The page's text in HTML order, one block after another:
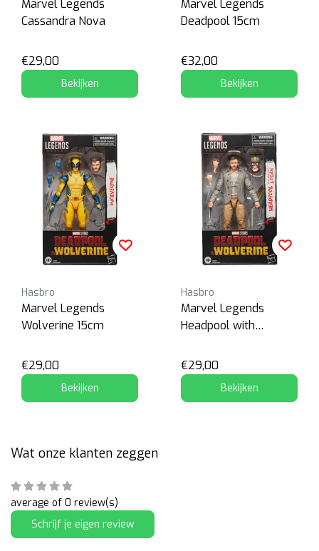
Marvel Legends
Cassandra Nova
€29,00
Bekijken
Marvel Legends
Deadpool 15cm
€32,00
Bekijken
Hasbro
Marvel Legends
Wolverine 15cm
€29,00
Bekijken
Hasbro
Marvel Legends
Headpool with
€29,00
Bekijken
Wat onze klanten zeggen
average of 0 review(s)
Schrijf je eigen review